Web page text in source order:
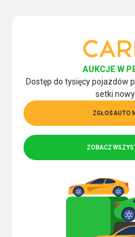
AUKCJE W
Dostęp do tysięcy pojazdów
setki
ZGŁOŚ AUTO
ZOBACZ